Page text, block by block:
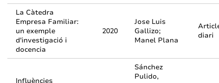
La Càtedra
Empresa Familiar:
un exemple
d'investigació i
docencia
2020
Jose Luis
Gallizo;
Manel Plana
diari
Influències
Sánchez
Pulido,